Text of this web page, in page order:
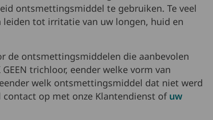
ontsmettingsmiddel te gebruiken. Te veel
tot irritatie van uw longen, huid en
de ontsmettingsmiddelen die aanbevolen
trichloor, eender welke vorm van
welk ontsmettingsmiddel dat niet werd
op met onze Klantendienst of uw